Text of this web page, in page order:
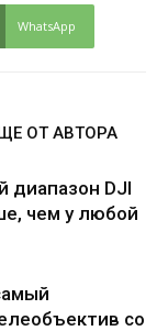
WhatsApp
ОТ АВТОРА
диапазон DJI
чем у любой
со